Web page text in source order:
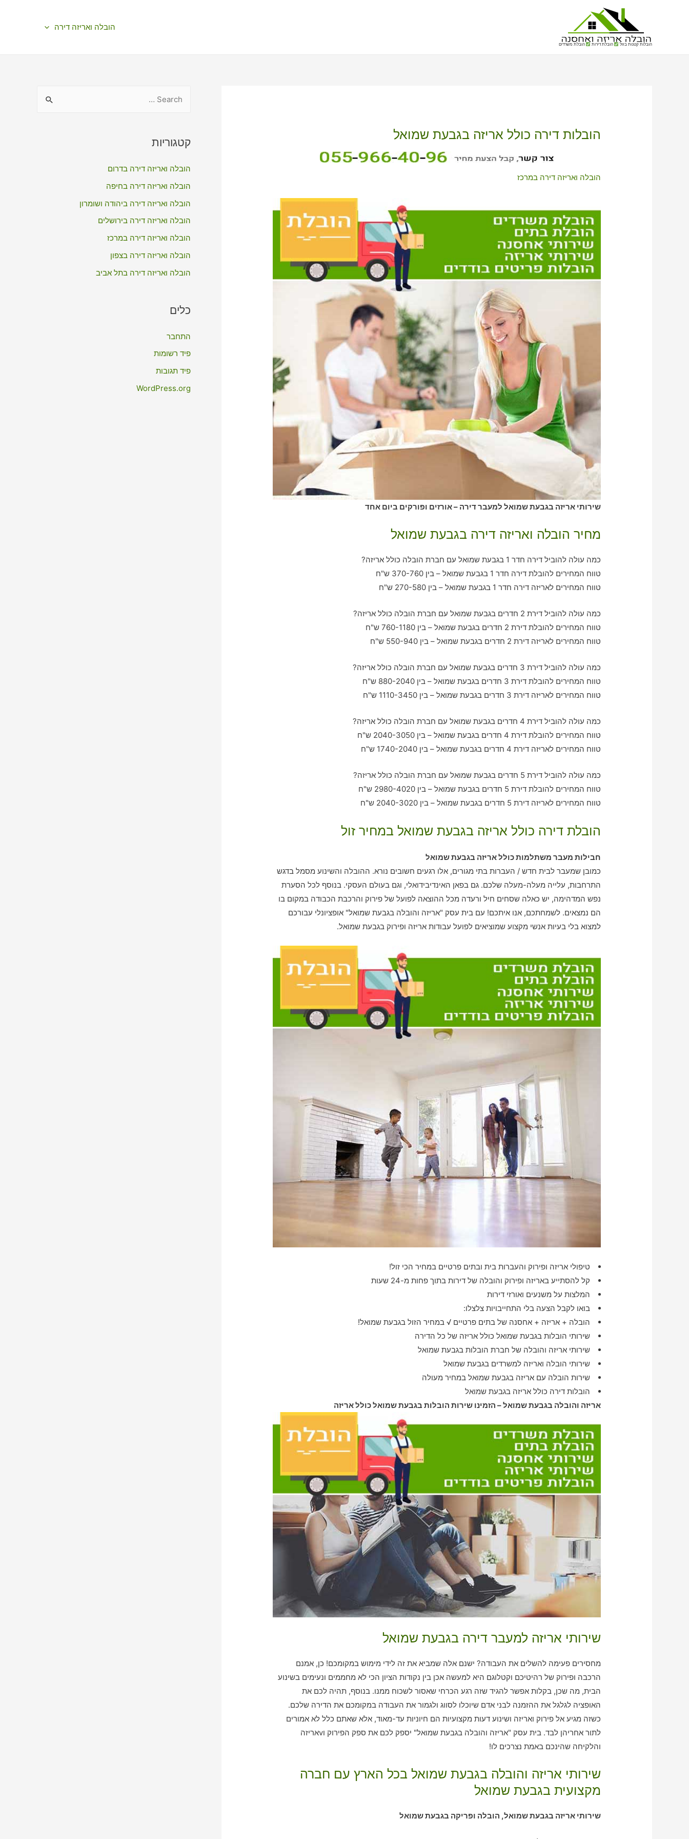
הובלות קטנות בזול הובלת דירות הובלת משרדים
הובלה ואריזה דירה
הובלות דירה כולל אריזה בגבעת שמואל
הובלה ואריזה דירה במרכז
שירותי אריזה בגבעת שמואל למעבר דירה – אורזים ופורקים ביום אחד
מחיר הובלה ואריזה דירה בגבעת שמואל
כמה עולה להוביל דירה חדר 1 בגבעת שמואל עם חברת הובלה כולל אריזה?
טווח המחירים להובלת דירה חדר 1 בגבעת שמואל – בין 370-760 ש"ח
טווח המחירים לאריזה דירה חדר 1 בגבעת שמואל – בין 270-580 ש"ח
כמה עולה להוביל דירת 2 חדרים בגבעת שמואל עם חברת הובלה כולל אריזה?
טווח המחירים להובלת דירת 2 חדרים בגבעת שמואל – בין 760-1180 ש"ח
טווח המחירים לאריזה דירת 2 חדרים בגבעת שמואל – בין 550-940 ש"ח
כמה עולה להוביל דירת 3 חדרים בגבעת שמואל עם חברת הובלה כולל אריזה?
טווח המחירים להובלת דירת 3 חדרים בגבעת שמואל – בין 880-2040 ש"ח
טווח המחירים לאריזה דירת 3 חדרים בגבעת שמואל – בין 1110-3450 ש"ח
כמה עולה להוביל דירת 4 חדרים בגבעת שמואל עם חברת הובלה כולל אריזה?
טווח המחירים להובלת דירת 4 חדרים בגבעת שמואל – בין 2040-3050 ש"ח
טווח המחירים לאריזה דירת 4 חדרים בגבעת שמואל – בין 1740-2040 ש"ח
כמה עולה להוביל דירת 5 חדרים בגבעת שמואל עם חברת הובלה כולל אריזה?
טווח המחירים להובלת דירת 5 חדרים בגבעת שמואל – בין 2980-4020 ש"ח
טווח המחירים לאריזה דירת 5 חדרים בגבעת שמואל – בין 2040-3020 ש"ח
הובלת דירה כולל אריזה בגבעת שמואל במחיר זול
חבילות מעבר משתלמות כולל אריזה בגבעת שמואל
כמובן שמעבר לבית חדש / העברות בתי מגורים, אלו רגעים חשובים נורא. ההובלה והשינוע מסמל בדגש
התרחבות, עלייה מעלה-מעלה שלכם. גם בפאן האינדיבידואלי, וגם בעולם העסקי. בנוסף לכל הסערת
נפש המדהימה, יש כאלה שסחים חיל ורעדה מכל ההוצאה לפועל של פירוק והרכבת הכבודה במקום בו
הם נמצאים. לשמחתכם, אנו איתכם! עם בית עסק "אריזה והובלה בגבעת שמואל" אופציונלי עבורכם
למצוא בלי בעיות אנשי מקצוע שמוציאים לפועל עבודות אריזה ופירוק בגבעת שמואל.
טיפולי אריזה ופירוק והעברות בית ובתים פרטיים במחיר הכי זול!
קל להסתייע באריזה ופירוק והובלה של דירות בתוך פחות מ-24 שעות
המלצות על משנעים ואורזי דירות
בואו לקבל הצעה בלי התחייבויות צלצלו:
הובלה + אריזה + אחסנה של בתים פרטיים √ במחיר הזול בגבעת שמואל!
שירותי הובלות בגבעת שמואל כולל אריזה של כל הדירה
שירותי אריזה והובלה של חברת הובלות בגבעת שמואל
שירותי הובלה ואריזה למשרדים בגבעת שמואל
שירות הובלה עם אריזה בגבעת שמואל במחיר מעולה
הובלות דירה כולל אריזה בגבעת שמואל
אריזה והובלה בגבעת שמואל – הזמינו שירות הובלות בגבעת שמואל כולל אריזה
שירותי אריזה למעבר דירה בגבעת שמואל
מחסירים פעימה להשלים את העבודה? ישנם אלה שמביא את זה לידי מימוש במקומכם! כן, אמנם
הרכבה ופירוק של רהיטיכם וקטלוגם היא למעשה אכן בין נקודות הציון הכי לא מחממים ונעימים בשינוע
הבית, מה שכן, בקלות אפשר להגיד שזה רגע הכרחי שאסור לשכוח ממנו. בנוסף, תהיה לכם את
האופציה לגלגל את ההזמנה לבני אדם שיוכלו לסווג ולגמור את העבודה במקומכם את הדירה שלכם.
כשזה מגיע אל פירוק ואריזה ושינוע דעות מקצועיות הם חיוניות עד-מאוד, אלא שאתם כלל לא אמורים
לתור אחריהן לבד. בית עסק "אריזה והובלה בגבעת שמואל" יספק לכם את ספק הפירוק וvאריזה
והלקיחה שהינכם באמת נצרכים לו!
שירותי אריזה והובלה בגבעת שמואל בכל הארץ עם חברה
מקצועית בגבעת שמואל
שירותי אריזה בגבעת שמואל, הובלה ופריקה בגבעת שמואל
r
h
f
o
קטגוריות
הובלה ואריזה דירה בדרום
הובלה ואריזה דירה בחיפה
הובלה ואריזה דירה ביהודה ושומרון
הובלה ואריזה דירה בירושלים
הובלה ואריזה דירה במרכז
הובלה ואריזה דירה בצפון
הובלה ואריזה דירה בתל אביב
כלים
התחבר
פיד רשומות
פיד תגובות
WordPress.org